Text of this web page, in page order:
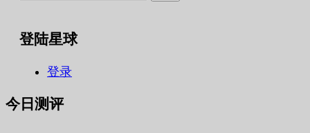
登陆星球
登录
今日测评